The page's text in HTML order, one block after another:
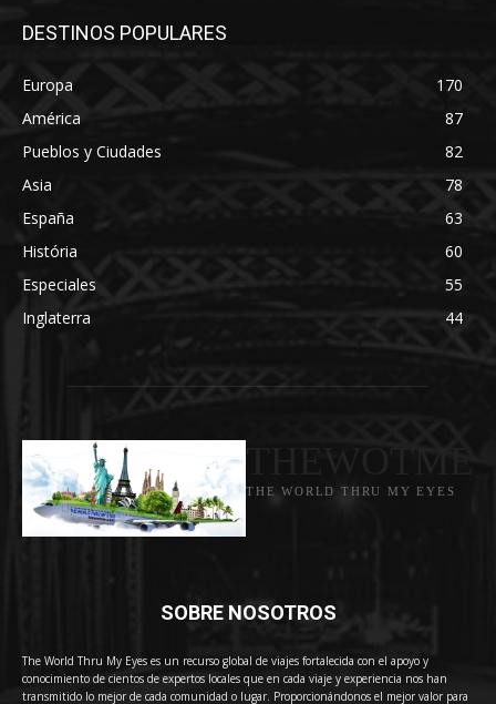
DESTINOS POPULARES
Europa
170
América
87
Pueblos y Ciudades
82
Asia
78
España
63
História
60
Especiales
55
Inglaterra
44
THE WORLD THRU MY EYES
SOBRE NOSOTROS
The World Thru My Eyes es un recurso global de viajes fortalecida con el apoyo y
conocimiento de cientos de expertos locales que en cada viaje y experiencia nos han
transmitido lo mejor de cada comunidad o lugar. Proporcionándonos el mejor valor para